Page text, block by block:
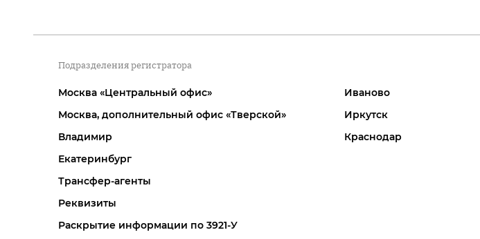
Подразделения регистратора
Москва «Центральный офис»
Москва, дополнительный офис «Тверской»
Владимир
Екатеринбург
Иваново
Иркутск
Краснодар
Трансфер-агенты
Реквизиты
Раскрытие информации по 3921-У